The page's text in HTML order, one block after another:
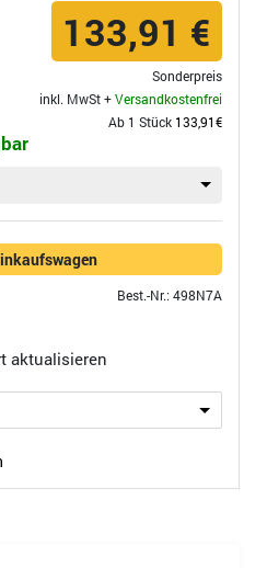
133,91 €
Sonderpreis
inkl. MwSt +Versandkostenfrei
Ab 1 Stück 133,91€
Best.-Nr.: 498N7A
aktualisieren